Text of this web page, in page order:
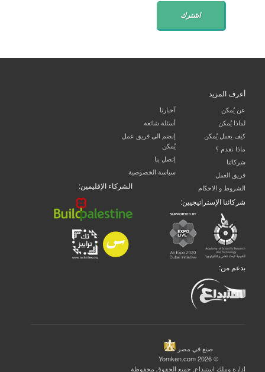
أعرف المزيد
عن يُمكن
لماذا يُمكن
كيف يعمل يُمكن
ماذا نقدم ؟
شركائنا
فريق العمل
الشروط و الاحكام
آخبارنا
أسئلة شائعة
إنضم الى فريق عمل
يُمكن
إتصل بنا
سياسة الخصوصية
الشركاء الإقليمين:
شركائنا الإستراتيجيين:
بدعم من:
صنع في مصر
© 2026 Yomken.com
إدارة وملك استبداع , جميع الحقوق محفوظة